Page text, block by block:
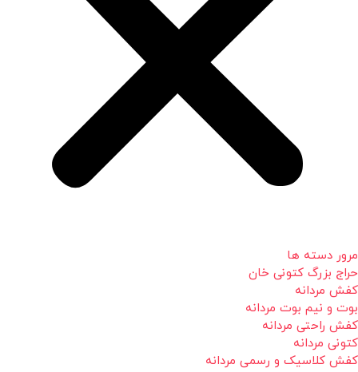
مرور دسته ها
حراج بزرگ کتونی خان
کفش مردانه
بوت و نیم بوت مردانه
کفش راحتی مردانه
کتونی مردانه
کفش کلاسیک و رسمی مردانه